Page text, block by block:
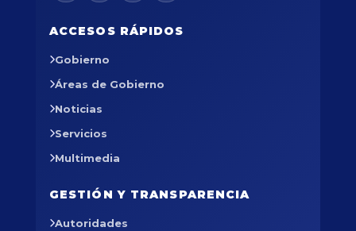
ACCESOS RÁPIDOS
Gobierno
Áreas de Gobierno
Noticias
Servicios
Multimedia
GESTIÓN Y TRANSPARENCIA
Autoridades